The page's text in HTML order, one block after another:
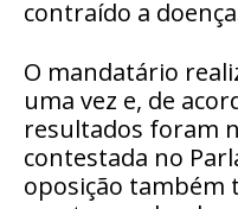
contraído a
O mandatário
uma vez e, de
resultados foram
contestada no
oposição também